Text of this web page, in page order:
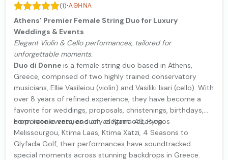
(1)·ΑΘΉΝΑ
Athens’ Premier Female String Duo for Luxury
Weddings & Events
Elegant Violin & Cello performances, tailored for
unforgettable moments.
Duo di Donne is a female string duo based in Athens,
Greece, comprised of two highly trained conservatory
musicians, Ellie Vasileiou (violin) and Vasiliki Isari (cello). With
over 8 years of refined experience, they have become a
favorite for weddings, proposals, christenings, birthdays,
corporate events, and any elegant occasion.
Fromiconic venuessuch as Ktima 48, Pyrgos
Melissourgou, Ktima Laas, Ktima Xatzi, 4 Seasons to
Glyfada Golf, their performances have soundtracked
special moments across stunning backdrops in Greece.